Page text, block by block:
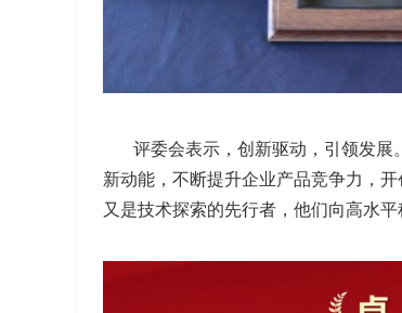
评委会表示，创新驱动，引领发展
新动能，不断提升企业产品竞争力，
又是技术探索的先行者，他们向高水